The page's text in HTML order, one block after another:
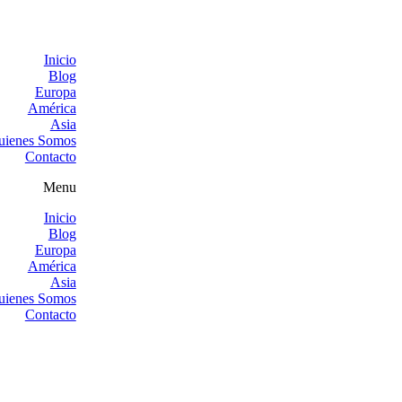
Inicio
Blog
Europa
América
Asia
Somos
Contacto
Menu
Inicio
Blog
Europa
América
Asia
Somos
Contacto